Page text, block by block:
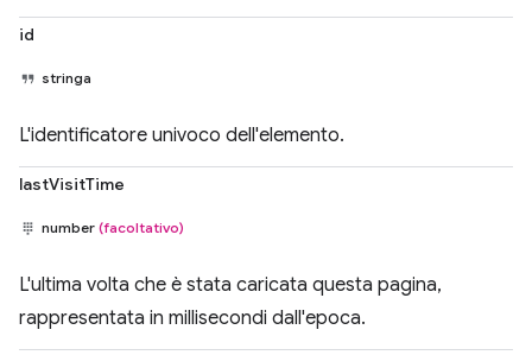
id
stringa
L'identificatore univoco dell'elemento.
lastVisitTime
number (facoltativo)
L'ultima volta che è stata caricata questa pagina,
rappresentata in millisecondi dall'epoca.